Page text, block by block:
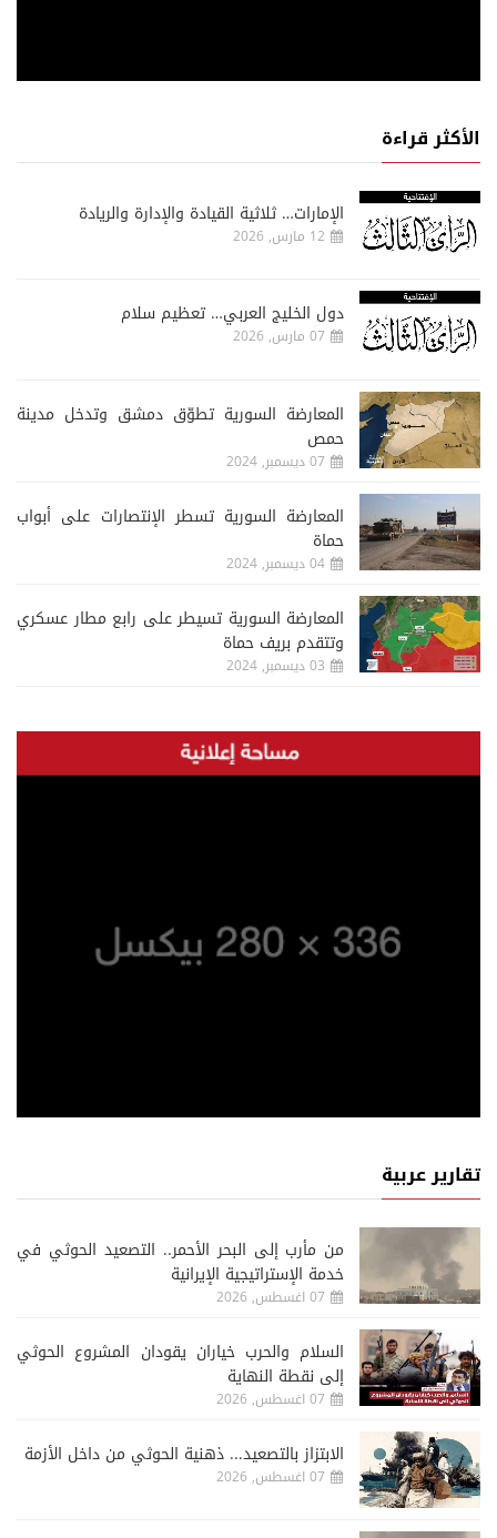
الأكثر قراءة
الإمارات… ثلاثية القيادة والإدارة والريادة
12 مارس, 2026
دول الخليج العربي… تعظيم سلام
07 مارس, 2026
المعارضة السورية تطوّق دمشق وتدخل مدينة
حمص
07 ديسمبر, 2024
المعارضة السورية تسطر الإنتصارات على أبواب
حماة
04 ديسمبر, 2024
المعارضة السورية تسيطر على رابع مطار عسكري
وتتقدم بريف حماة
03 ديسمبر, 2024
تقارير عربية
من مأرب إلى البحر الأحمر.. التصعيد الحوثي في
خدمة الإستراتيجية الإيرانية
07 اغسطس, 2026
السلام والحرب خياران يقودان المشروع الحوثي
إلى نقطة النهاية
07 اغسطس, 2026
الابتزاز بالتصعيد... ذهنية الحوثي من داخل الأزمة
07 اغسطس, 2026